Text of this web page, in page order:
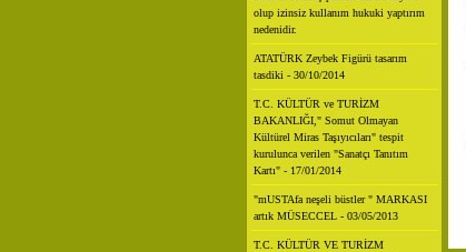
olup izinsiz kullanım hukuki yaptırım
nedenidir.
ATATÜRK Zeybek Figürü tasarım
tasdiki - 30/10/2014
T.C. KÜLTÜR ve TURİZM
BAKANLIĞI," Somut Olmayan
Kültürel Miras Taşıyıcıları" tespit
kurulunca verilen "Sanatçı Tanıtım
Kartı" - 17/01/2014
"mUSTAfa neşeli büstler " MARKASI
artık MÜSECCEL - 03/05/2013
T.C. KÜLTÜR VE TURİZM